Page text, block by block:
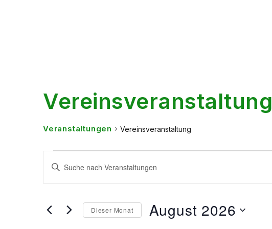
Vereinsveranstaltung
Veranstaltungen Vereinsveranstaltung
Veranstaltungen
Suche
und
Bitte
Schlüsselwort
Veranstaltungen
Schlüsselwort.Dieser Monat August 2026